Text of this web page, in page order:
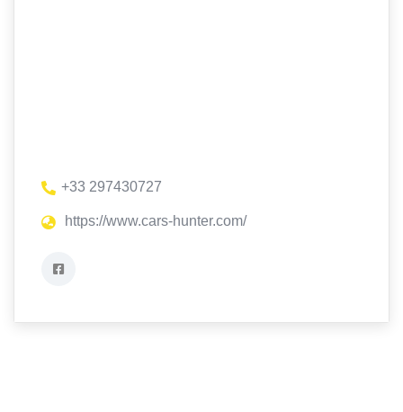
+33 297430727
https://www.cars-hunter.com/